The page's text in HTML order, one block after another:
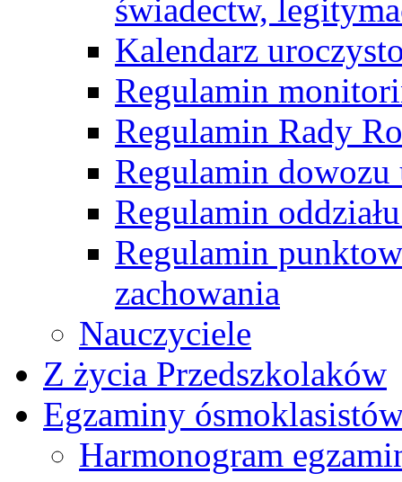
świadectw,
Kalendarz
Regulamin
Regulamin Rady
Regulamin dowozu
Regulamin
Regulamin
zachowania
Nauczyciele
Z życia Przedszkolaków
Egzaminy
Harmonogram